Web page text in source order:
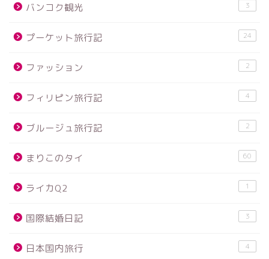
バンコク観光 3
プーケット旅行記 24
ファッション 2
フィリピン旅行記 4
ブルージュ旅行記 2
まりこのタイ 60
ライカQ2 1
国際結婚日記 3
日本国内旅行 4